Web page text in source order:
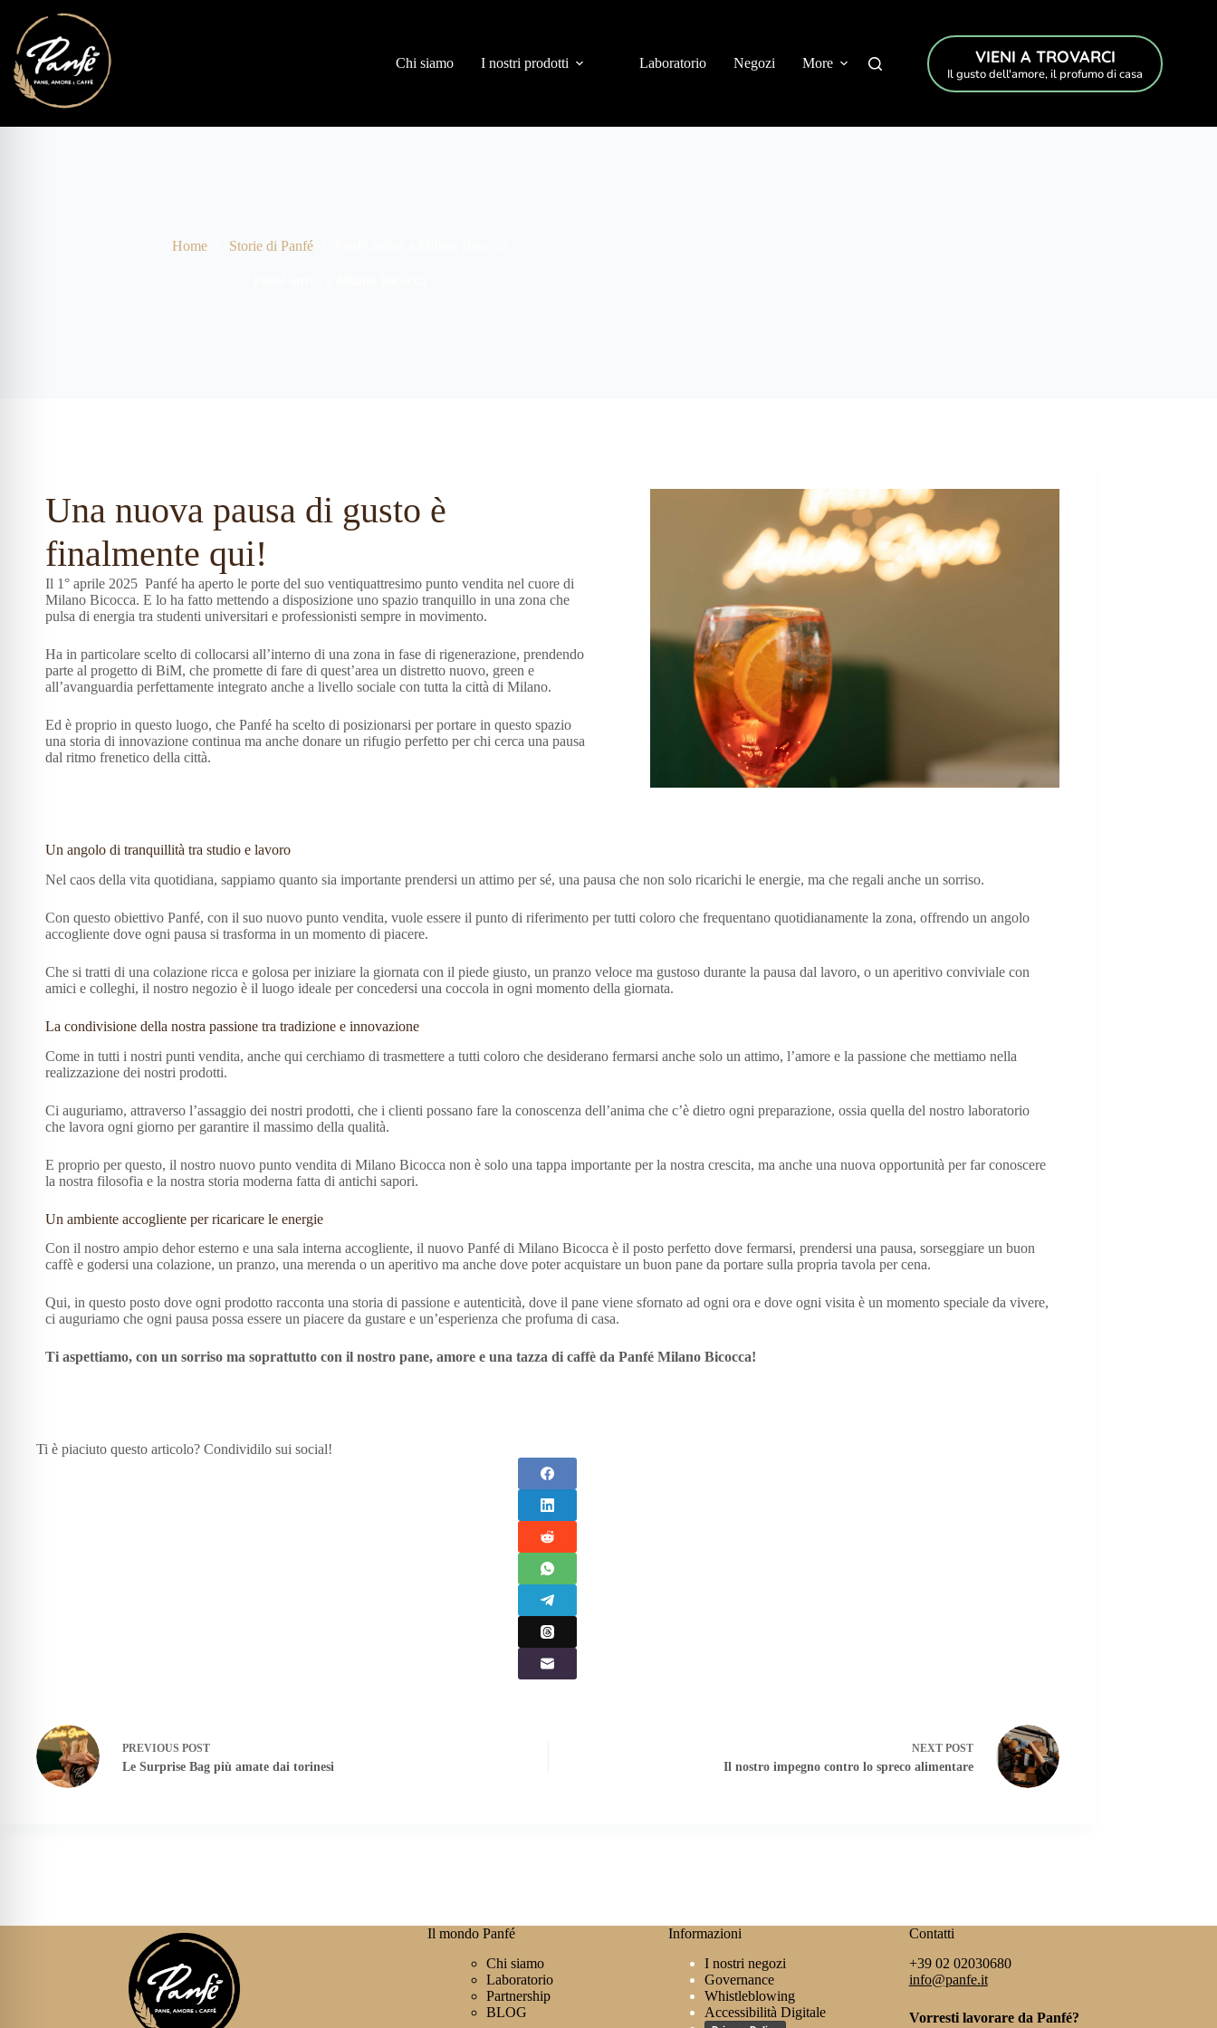
Chi siamo I nostri prodotti Laboratorio Negozi More VIENI A TROVARCI
Il gusto dell'amore, il profumo di casa
Home Storie di Panfé
Una nuova pausa di gusto è
finalmente qui!
Il 1° aprile 2025 Panfé ha aperto le porte del suo ventiquattresimo punto vendita nel cuore di
Milano Bicocca. E lo ha fatto mettendo a disposizione uno spazio tranquillo in una zona che
pulsa di energia tra studenti universitari e professionisti sempre in movimento.
Ha in particolare scelto di collocarsi all’interno di una zona in fase di rigenerazione, prendendo
parte al progetto di BiM, che promette di fare di quest’area un distretto nuovo, green e
all’avanguardia perfettamente integrato anche a livello sociale con tutta la città di Milano.
Ed è proprio in questo luogo, che Panfé ha scelto di posizionarsi per portare in questo spazio
una storia di innovazione continua ma anche donare un rifugio perfetto per chi cerca una pausa
dal ritmo frenetico della città.
Un angolo di tranquillità tra studio e lavoro
Nel caos della vita quotidiana, sappiamo quanto sia importante prendersi un attimo per sé, una pausa che non solo ricarichi le energie, ma che regali anche un sorriso.
Con questo obiettivo Panfé, con il suo nuovo punto vendita, vuole essere il punto di riferimento per tutti coloro che frequentano quotidianamente la zona, offrendo un angolo
accogliente dove ogni pausa si trasforma in un momento di piacere.
Che si tratti di una colazione ricca e golosa per iniziare la giornata con il piede giusto, un pranzo veloce ma gustoso durante la pausa dal lavoro, o un aperitivo conviviale con
amici e colleghi, il nostro negozio è il luogo ideale per concedersi una coccola in ogni momento della giornata.
La condivisione della nostra passione tra tradizione e innovazione
Come in tutti i nostri punti vendita, anche qui cerchiamo di trasmettere a tutti coloro che desiderano fermarsi anche solo un attimo, l’amore e la passione che mettiamo nella
realizzazione dei nostri prodotti.
Ci auguriamo, attraverso l’assaggio dei nostri prodotti, che i clienti possano fare la conoscenza dell’anima che c’è dietro ogni preparazione, ossia quella del nostro laboratorio
che lavora ogni giorno per garantire il massimo della qualità.
E proprio per questo, il nostro nuovo punto vendita di Milano Bicocca non è solo una tappa importante per la nostra crescita, ma anche una nuova opportunità per far conoscere
la nostra filosofia e la nostra storia moderna fatta di antichi sapori.
Un ambiente accogliente per ricaricare le energie
Con il nostro ampio dehor esterno e una sala interna accogliente, il nuovo Panfé di Milano Bicocca è il posto perfetto dove fermarsi, prendersi una pausa, sorseggiare un buon
caffè e godersi una colazione, un pranzo, una merenda o un aperitivo ma anche dove poter acquistare un buon pane da portare sulla propria tavola per cena.
Qui, in questo posto dove ogni prodotto racconta una storia di passione e autenticità, dove il pane viene sfornato ad ogni ora e dove ogni visita è un momento speciale da vivere,
ci auguriamo che ogni pausa possa essere un piacere da gustare e un’esperienza che profuma di casa.
Ti aspettiamo, con un sorriso ma soprattutto con il nostro pane, amore e una tazza di caffè da Panfé Milano Bicocca!
Ti è piaciuto questo articolo? Condividilo sui social!
PREVIOUS POST
Le Surprise Bag più amate dai torinesi
NEXT POST
Il nostro impegno contro lo spreco alimentare
Il mondo Panfé
Chi siamo
Laboratorio
Partnership
BLOG
Informazioni
I nostri negozi
Governance
Whistleblowing
Accessibilità Digitale
Contatti
+39 02 02030680
info@panfe.it
Vorresti lavorare da Panfé?